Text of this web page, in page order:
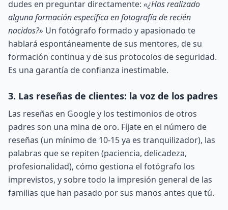
dudes en preguntar directamente: «¿Has realizado
alguna formación específica en fotografía de recién
nacidos?» Un fotógrafo formado y apasionado te
hablará espontáneamente de sus mentores, de su
formación continua y de sus protocolos de seguridad.
Es una garantía de confianza inestimable.
3. Las reseñas de clientes: la voz de los padres
Las reseñas en Google y los testimonios de otros
padres son una mina de oro. Fíjate en el número de
reseñas (un mínimo de 10-15 ya es tranquilizador), las
palabras que se repiten (paciencia, delicadeza,
profesionalidad), cómo gestiona el fotógrafo los
imprevistos, y sobre todo la impresión general de las
familias que han pasado por sus manos antes que tú.